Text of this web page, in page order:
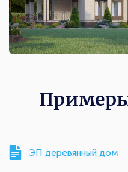
ЭП деревянный дом